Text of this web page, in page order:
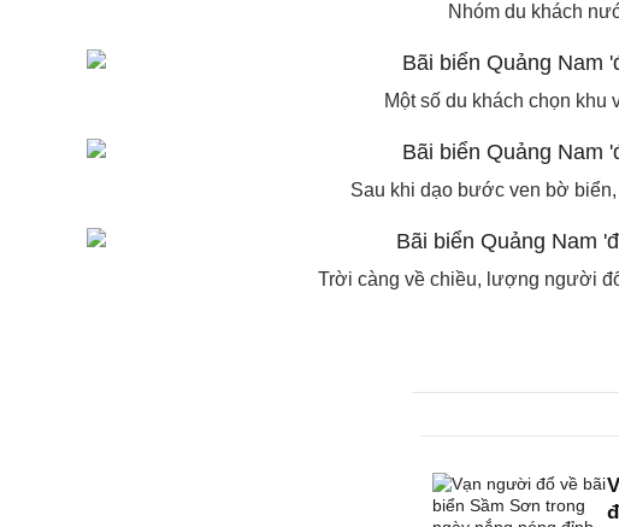
Nhóm du khách
Một số du khách chọn
Sau khi dạo bước ven bờ
Trời càng về chiều, lượng người